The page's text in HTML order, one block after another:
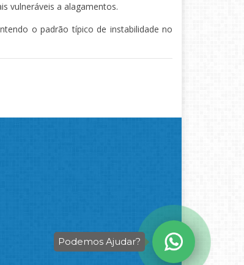
vulneráveis a alagamentos.
o padrão típico de instabilidade no
Podemos Ajudar?